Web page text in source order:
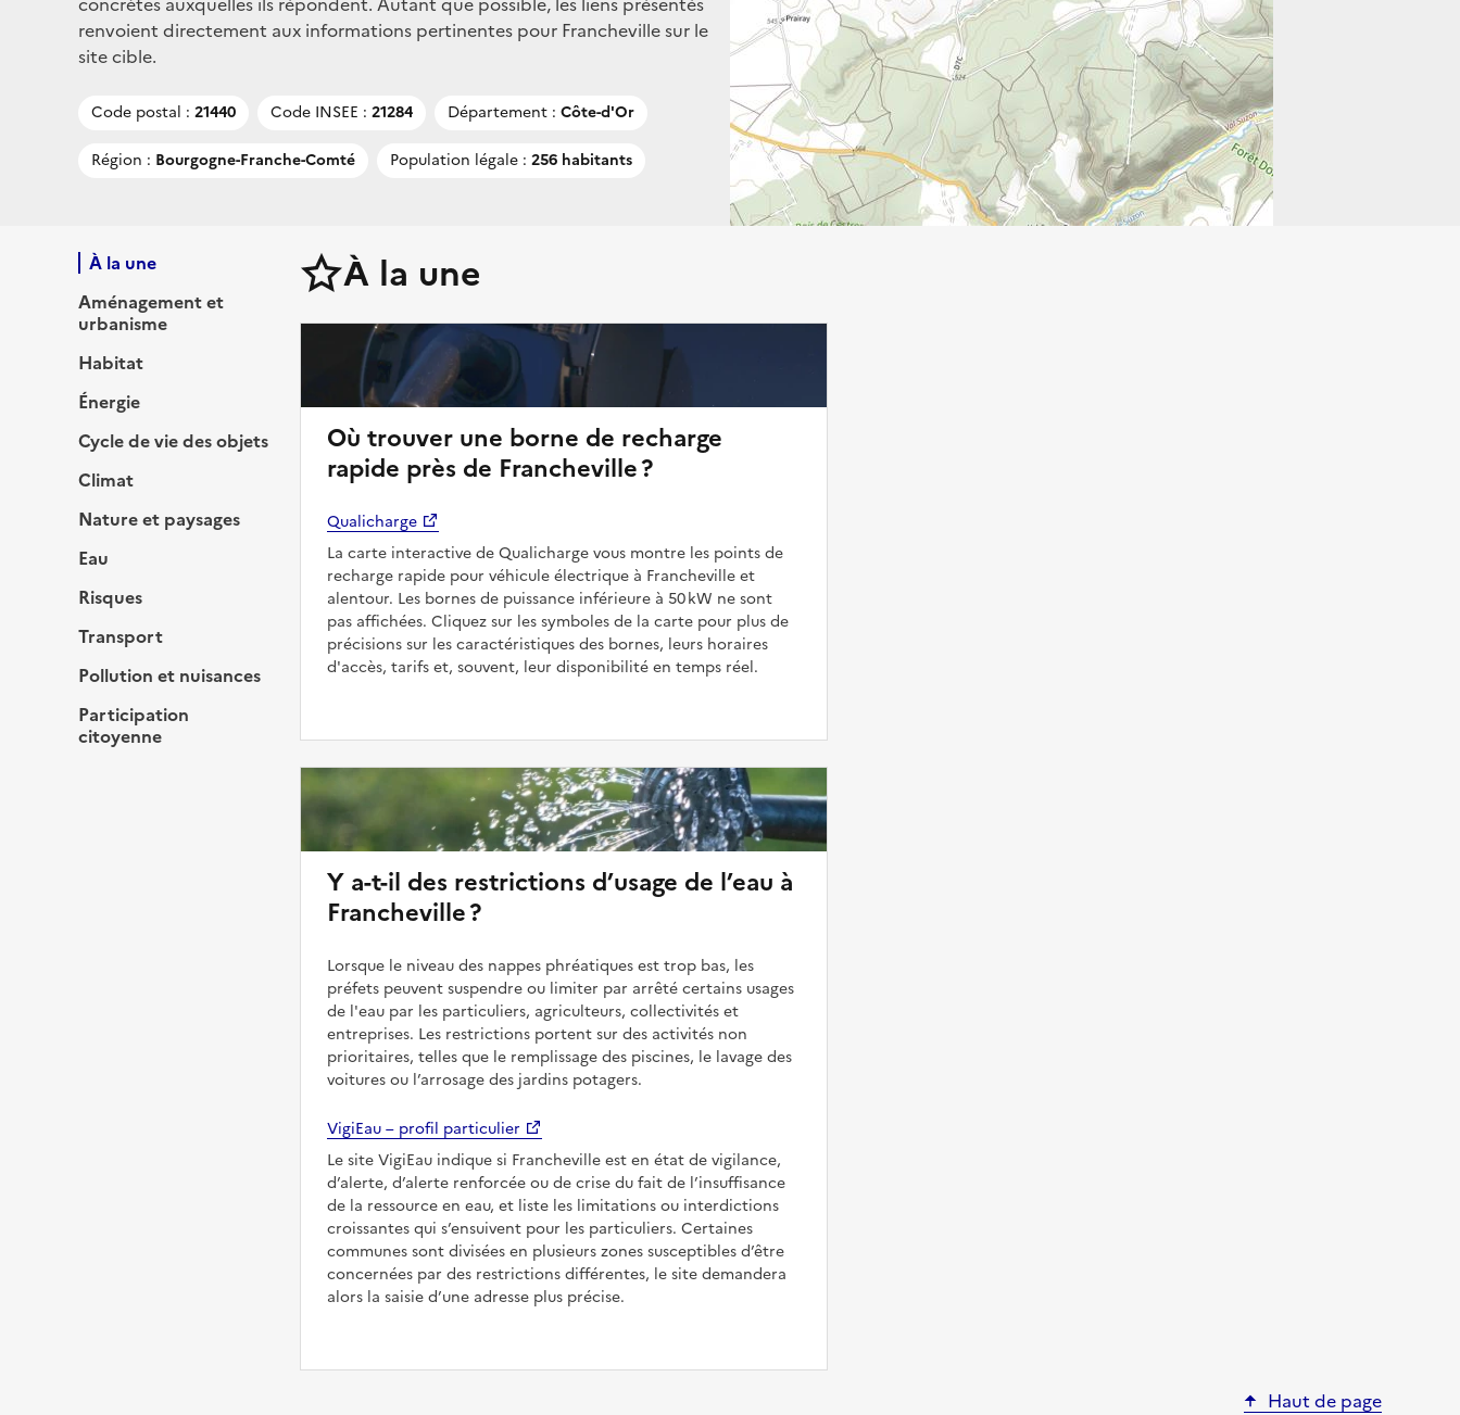
renvoient directement aux informations pertinentes pour Francheville sur le
site cible.
Code postal : 21440 Code INSEE : 21284 Département : Côte-d'Or
Région : Bourgogne-Franche-Comté Population légale : 256 habitants
À la une
Aménagement et
urbanisme
Habitat
Énergie
Cycle de vie des objets
Climat
Nature et paysages
Eau
Risques
Transport
Pollution et nuisances
Participation
citoyenne
À la une
Où trouver une borne de recharge
rapide près de Francheville ?
Qualicharge
La carte interactive de Qualicharge vous montre les points de
recharge rapide pour véhicule électrique à Francheville et
alentour. Les bornes de puissance inférieure à 50 kW ne sont
pas affichées. Cliquez sur les symboles de la carte pour plus de
précisions sur les caractéristiques des bornes, leurs horaires
d'accès, tarifs et, souvent, leur disponibilité en temps réel.
Y a-t-il des restrictions d’usage de l’eau à
Francheville ?
Lorsque le niveau des nappes phréatiques est trop bas, les
préfets peuvent suspendre ou limiter par arrêté certains usages
de l'eau par les particuliers, agriculteurs, collectivités et
entreprises. Les restrictions portent sur des activités non
prioritaires, telles que le remplissage des piscines, le lavage des
voitures ou l’arrosage des jardins potagers.
VigiEau – profil particulier
Le site VigiEau indique si Francheville est en état de vigilance,
d’alerte, d’alerte renforcée ou de crise du fait de l’insuffisance
de la ressource en eau, et liste les limitations ou interdictions
croissantes qui s’ensuivent pour les particuliers. Certaines
communes sont divisées en plusieurs zones susceptibles d’être
concernées par des restrictions différentes, le site demandera
alors la saisie d’une adresse plus précise.
Haut de page